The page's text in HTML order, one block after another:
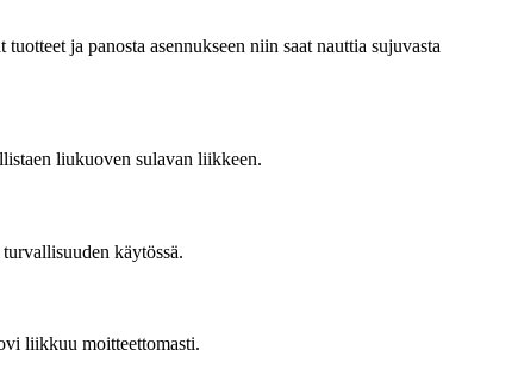
ja panosta asennukseen niin saat nauttia sujuvasta
liukuoven sulavan liikkeen.
käytössä.
liikkuu moitteettomasti.